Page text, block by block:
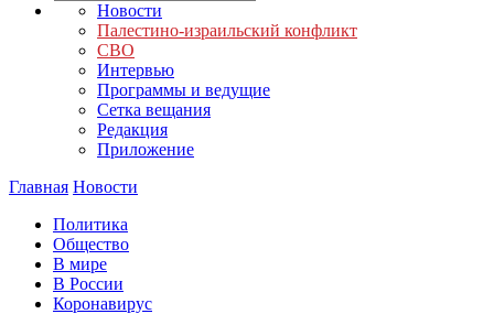
Новости
Палестино-израильский конфликт
СВО
Интервью
Программы и ведущие
Сетка вещания
Редакция
Приложение
Главная Новости
Политика
Общество
В мире
В России
Коронавирус